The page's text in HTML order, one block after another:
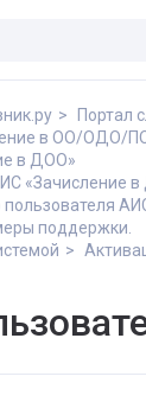
Портал
в ОО/ОДО/
в ДОО»
«Зачисление
поддержки.